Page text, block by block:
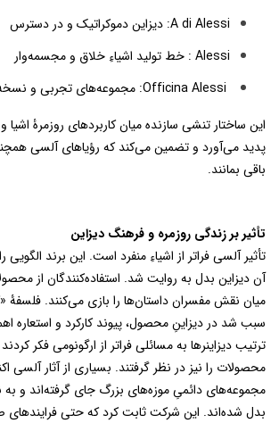
A di Alessi: دیزاین دموکراتیک و در دسترس
Alessi : خط تولید اشیاءِ خلاق و مجسمه‌وار
Officina Alessi
: مجموعه‌های تجربی و
این ساختار تنشی سازنده میان کاربردهای روزمرۀ
پدید می‌آورد و تضمین می‌کند که رؤیاهای آلسی
باقی بمانند.
تأثیر بر زندگی روزمره و فرهنگ دیزاین
تأثیر آلسی فراتر از اشیاءِ منفرد است. این برند الگویی
آن دیزاین بدل به روایت شد. استفاده‌کنندگان از
میان نقش مفسران داستان‌ها را بازی می‌کنند. فلسفۀ
سبب شد در دیزاینِ محصول، پیوند کارکرد و استعاره
ترتیب دیزاینرها به مسائلی فراتر از ارگونومی فکر
محصولات را نیز در نظر ‌گرفتند. بسیاری از آثار آلسی
مجموعه‌های دائمیِ موزه‌های بزرگ جای گرفته‌اند و به
بدل شده‌اند. این شرکت ثابت کرد که حتی فرایندهای